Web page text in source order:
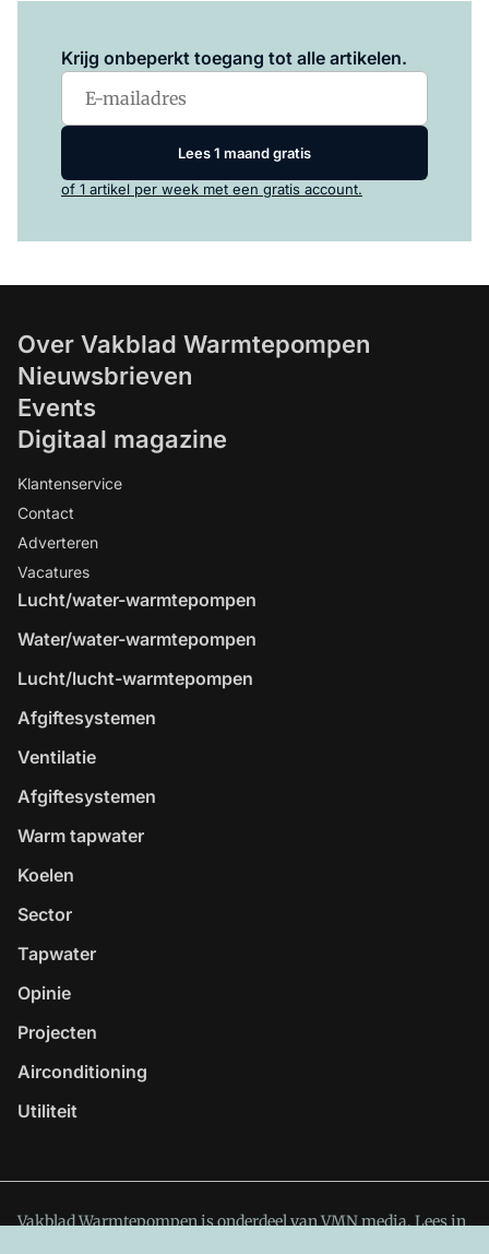
Krijg onbeperkt toegang tot alle artikelen.
Lees 1 maand gratis
of 1 artikel per week met een gratis account.
Over Vakblad Warmtepompen
Nieuwsbrieven
Events
Digitaal magazine
Klantenservice
Contact
Adverteren
Vacatures
Lucht/water-warmtepompen
Water/water-warmtepompen
Lucht/lucht-warmtepompen
Afgiftesystemen
Ventilatie
Afgiftesystemen
Warm tapwater
Koelen
Sector
Tapwater
Opinie
Projecten
Airconditioning
Utiliteit
Vakblad Warmtepompen is onderdeel van VMN media. Lees in